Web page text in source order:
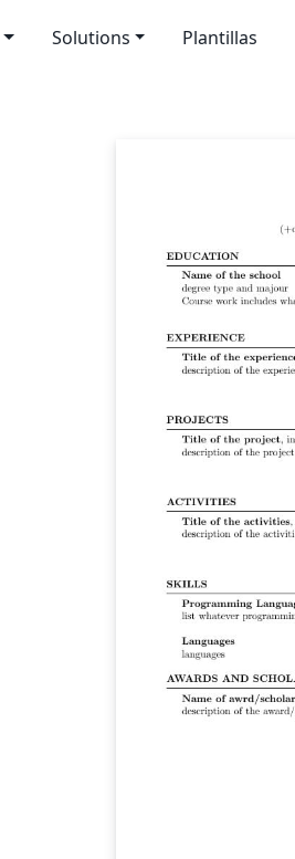
Solutions Plantillas